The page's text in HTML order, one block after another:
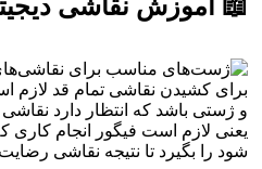
📖 آموزش نقاشی
برای کشیدن نقاشی تمام قد
و ژستی باشد که انتظار دارد
یعنی لازم است فیگور انجام کاری
شود را بگیرد تا نتیجه نقاشی